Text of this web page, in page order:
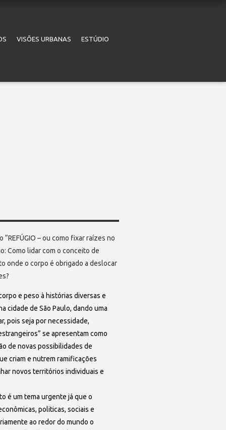
VISÕES URBANAS ESTÚDIO
– ou como fixar raízes no
Como lidar com o conceito de
onde o corpo é obrigado a deslocar
e peso à histórias diversas e
cidade de São Paulo, dando uma
pois seja por necessidade,
se apresentam como
de novas possibilidades de
criam e nutrem ramificações
novos territórios individuais e
é um tema urgente já que o
politicas, sociais e
ao redor do mundo o